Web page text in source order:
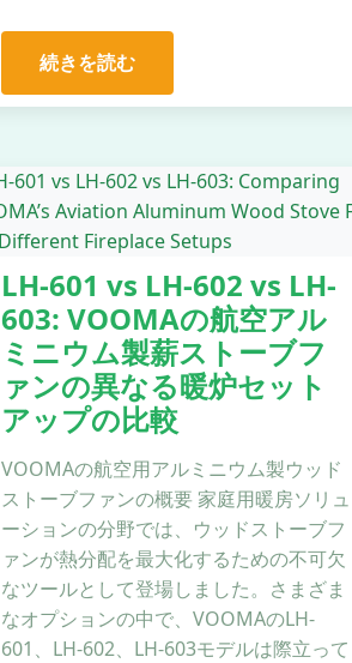
続きを読む
LH-601 vs LH-602 vs LH-
603: VOOMAの航空アル
ミニウム製薪ストーブフ
ァンの異なる暖炉セット
アップの比較
VOOMAの航空用アルミニウム製ウッド
ストーブファンの概要 家庭用暖房ソリュ
ーションの分野では、ウッドストーブフ
ァンが熱分配を最大化するための不可欠
なツールとして登場しました。さまざま
なオプションの中で、VOOMAのLH-
601、LH-602、LH-603モデルは際立って